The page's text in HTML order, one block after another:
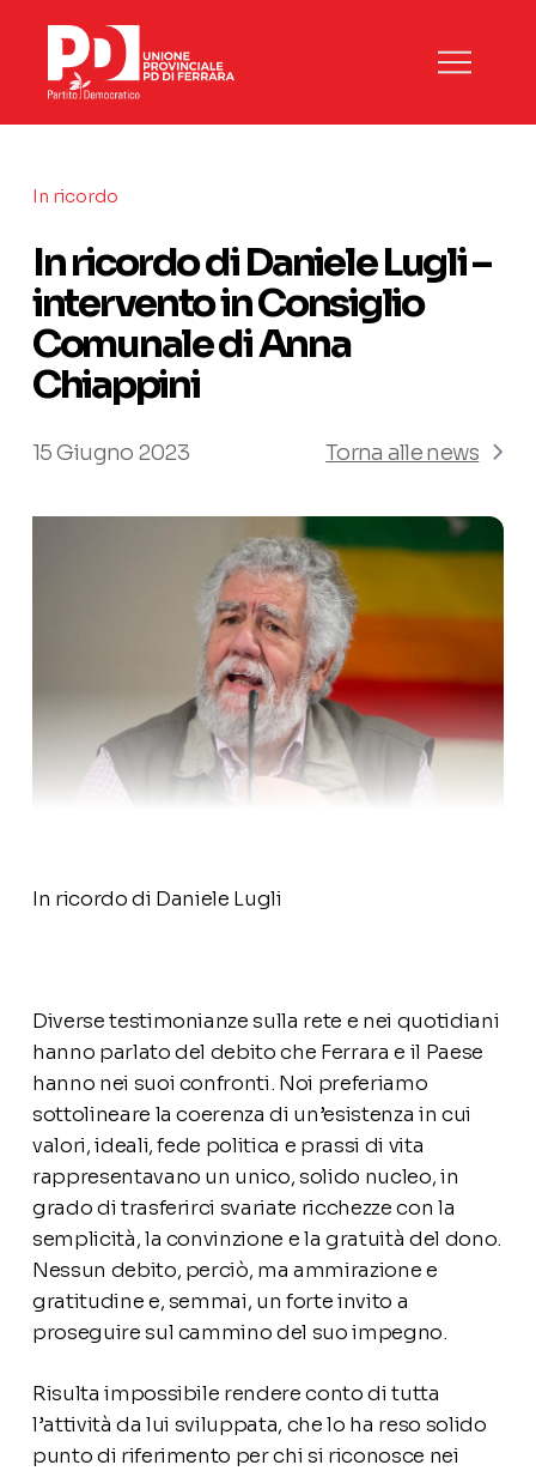
In ricordo
In ricordo di Daniele Lugli –
intervento in Consiglio
Comunale di Anna
Chiappini
15 Giugno 2023 Torna alle news
In ricordo di Daniele Lugli
Diverse testimonianze sulla rete e nei quotidiani
hanno parlato del debito che Ferrara e il Paese
hanno nei suoi confronti. Noi preferiamo
sottolineare la coerenza di un’esistenza in cui
valori, ideali, fede politica e prassi di vita
rappresentavano un unico, solido nucleo, in
grado di trasferirci svariate ricchezze con la
semplicità, la convinzione e la gratuità del dono.
Nessun debito, perciò, ma ammirazione e
gratitudine e, semmai, un forte invito a
proseguire sul cammino del suo impegno.
Risulta impossibile rendere conto di tutta
l’attività da lui sviluppata, che lo ha reso solido
punto di riferimento per chi si riconosce nei